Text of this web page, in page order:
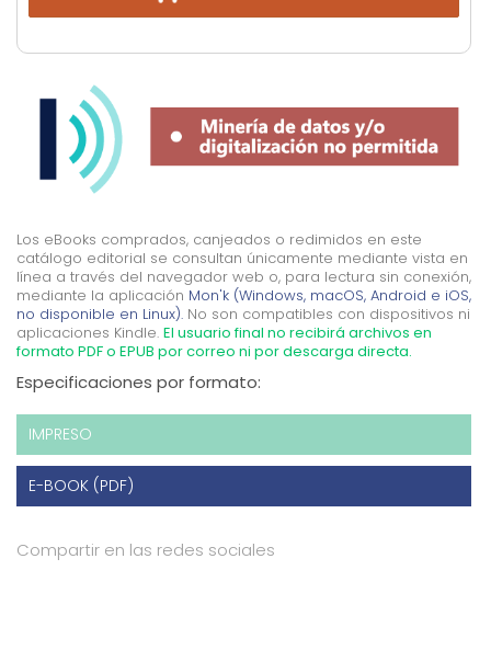
Los eBooks comprados, canjeados o redimidos en este
catálogo editorial se consultan únicamente mediante vista en
línea a través del navegador web o, para lectura sin conexión,
mediante la aplicación Mon'k (Windows, macOS, Android e iOS,
no disponible en Linux). No son compatibles con dispositivos ni
aplicaciones Kindle. El usuario final no recibirá archivos en
formato PDF o EPUB por correo ni por descarga directa.
Especificaciones por formato:
IMPRESO
E-BOOK (PDF)
Compartir en las redes sociales